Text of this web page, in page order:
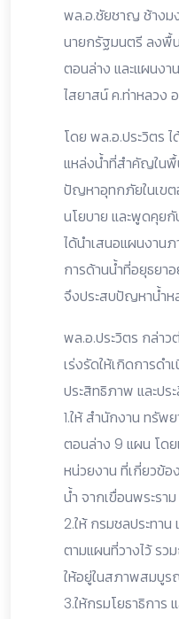
พล.อ.ชัยชาญ ช้างม
นายกรัฐมนตรี ลงพื้
ตอนล่าง และแผนง
ไสยาสน์ ค.ท่าหลวง
โดย พล.อ.ประวิตร
แหล่งน้ำที่สำคัญในพื้
ปัญหาอุทกภัยในเขต
นโยบาย และพูดคุย
ได้นำเสนอแผนงาน
การด้านน้ำที่อยุธยา
จึงประสบปัญหาน้ำห
พล.อ.ประวิตร กล่าว
เร่งรัดให้เกิดการด
ประสิทธิภาพ และป
1.ให้ สำนักงาน ทรัพ
ตอนล่าง 9 แผน โดย
หน่วยงาน ที่เกี่ยวข้
น้ำ จากเขื่อนพระรา
2.ให้ กรมชลประทาน
ตามแผนที่วางไว้ รว
ให้อยู่ในสภาพสมบูร
3.ให้กรมโยธาธิกา